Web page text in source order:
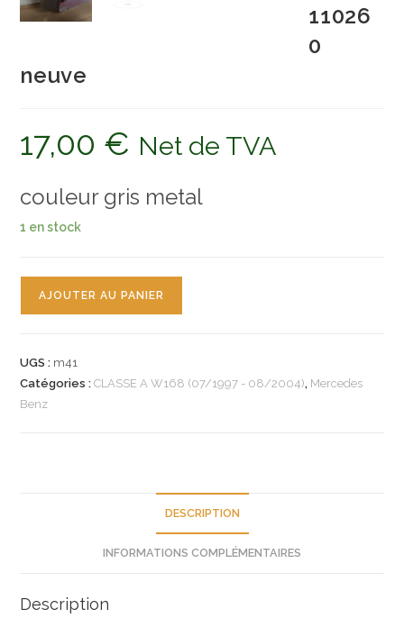
11026
0
neuve
17,00 € Net de TVA
couleur gris metal
1 en stock
retroviseur
mercedes
AJOUTER AU PANIER
UGS : m41
Catégories :CLASSE A W168 (07/1997 - 08/2004), Mercedes
Benz
DESCRIPTION
INFORMATIONS COMPLÉMENTAIRES
Description